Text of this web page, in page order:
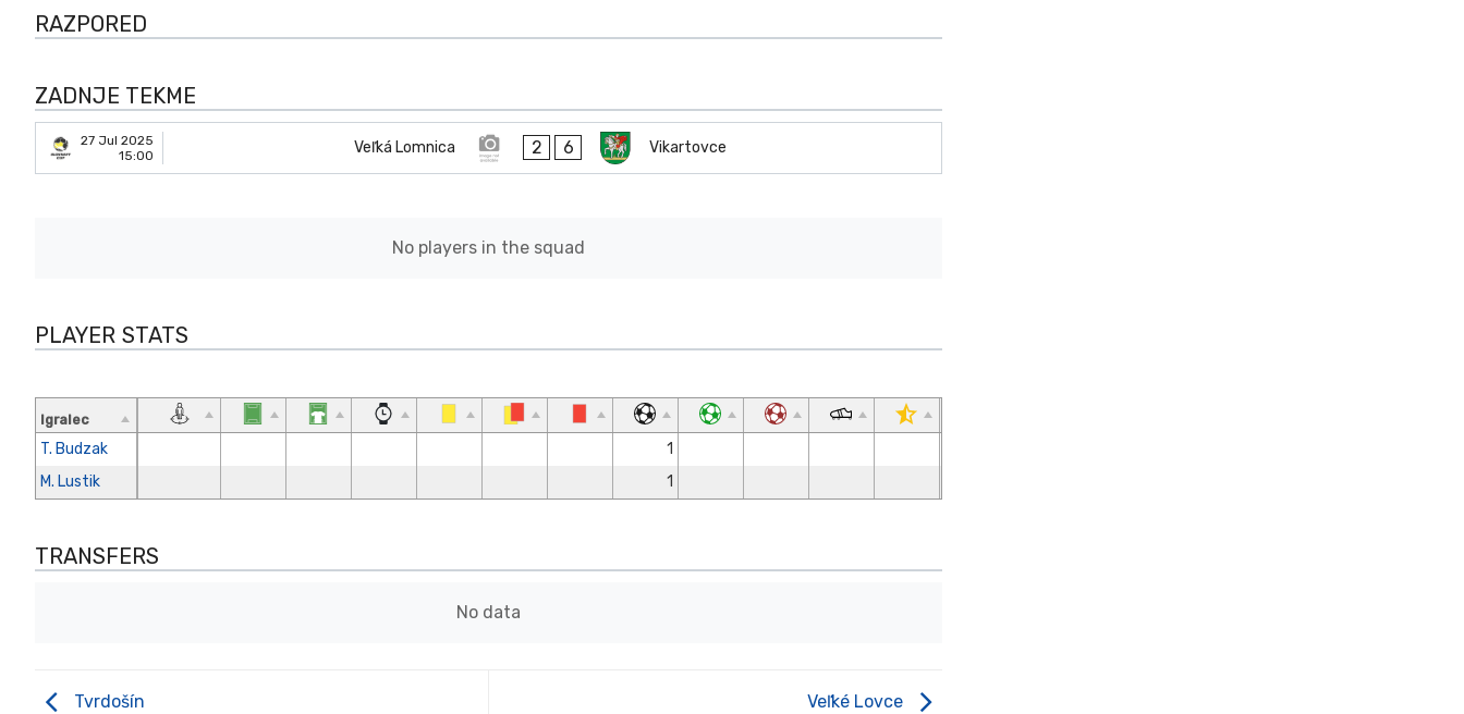
RAZPORED
ZADNJE TEKME
27 Jul 2025
15:00
Veľká Lomnica 2 6 Vikartovce
No players in the squad
PLAYER STATS
Igralec
T. Budzak
1
M. Lustik
1
TRANSFERS
No data
Tvrdošín Veľké Lovce